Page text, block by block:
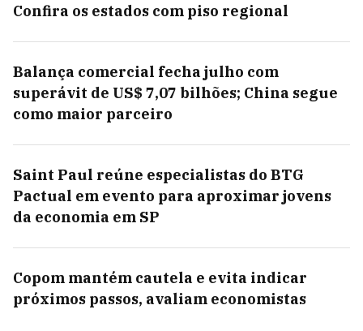
Confira os estados com piso regional
Balança comercial fecha julho com
superávit de US$ 7,07 bilhões; China segue
como maior parceiro
Saint Paul reúne especialistas do BTG
Pactual em evento para aproximar jovens
da economia em SP
Copom mantém cautela e evita indicar
próximos passos, avaliam economistas